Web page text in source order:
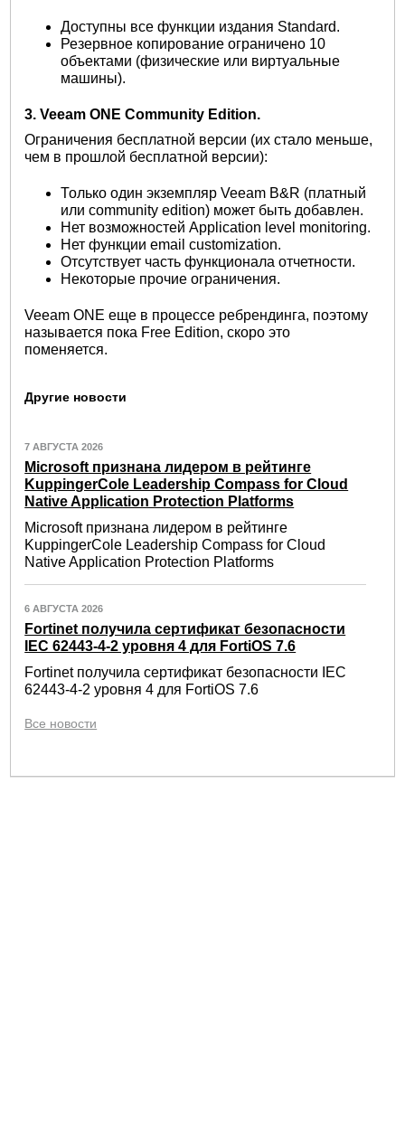
Доступны все функции издания Standard.
Резервное копирование ограничено 10
объектами (физические или виртуальные
машины).
3. Veeam ONE Community Edition.
Ограничения бесплатной версии (их стало меньше,
чем в прошлой бесплатной версии):
Только один экземпляр Veeam B&R (платный
или community edition) может быть добавлен.
Нет возможностей Application level monitoring.
Нет функции email customization.
Отсутствует часть функционала отчетности.
Некоторые прочие ограничения.
Veeam ONE еще в процессе ребрендинга, поэтому
называется пока Free Edition, скоро это
поменяется.
Другие новости
7 АВГУСТА 2026
Microsoft признана лидером в рейтинге
KuppingerCole Leadership Compass for Cloud
Native Application Protection Platforms
Microsoft признана лидером в рейтинге
KuppingerCole Leadership Compass for Cloud
Native Application Protection Platforms
6 АВГУСТА 2026
Fortinet получила сертификат безопасности
IEC 62443-4-2 уровня 4 для FortiOS 7.6
Fortinet получила сертификат безопасности IEC
62443-4-2 уровня 4 для FortiOS 7.6
Все новости